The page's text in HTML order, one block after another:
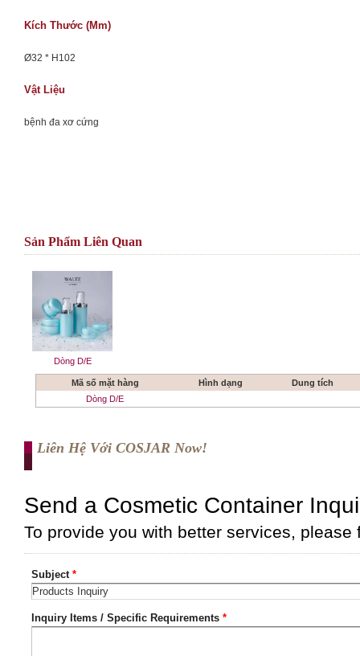
Kích Thước (mm)
Ø32 * H102
Vật Liệu
bệnh đa xơ cứng
Sản Phẩm Liên Quan
Dòng D/E
Mã số mặt hàng Hình dạng
Dung tích
Dòng D/E
Liên Hệ Với COSJAR Now!